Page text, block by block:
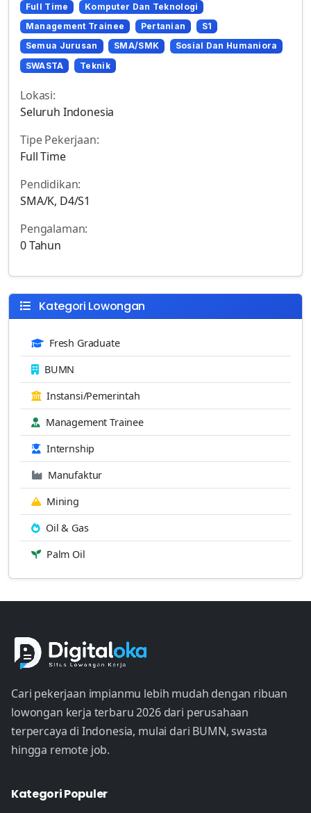
Full Time
Komputer Dan Teknologi
Management Trainee
Pertanian
S1
Semua Jurusan
SMA/SMK
Sosial Dan Humaniora
SWASTA
Teknik
Lokasi:
Seluruh Indonesia
Tipe Pekerjaan:
Full Time
Pendidikan:
SMA/K, D4/S1
Pengalaman:
0 Tahun
Kategori Lowongan
Fresh Graduate
BUMN
Instansi/Pemerintah
Management Trainee
Internship
Manufaktur
Mining
Oil & Gas
Palm Oil
Cari pekerjaan impianmu lebih mudah dengan ribuan
lowongan kerja terbaru 2026 dari perusahaan
terpercaya di Indonesia, mulai dari BUMN, swasta
hingga remote job.
Kategori Populer